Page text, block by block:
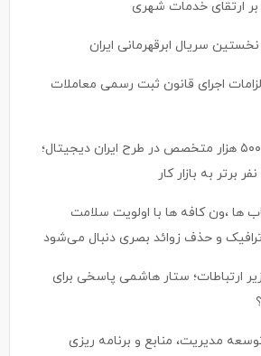
سریال ابرقهرمانی ایران
اجرای قانون ثبت رسمی معاملات
ها ،ون کافه ها با اولویت سلامت
و حذف زوائد بصری دنبال می‌شود
ارتباطات؛ ستار هاشمی پاسخی برای
مدیریت، منابع و برنامه ریزی